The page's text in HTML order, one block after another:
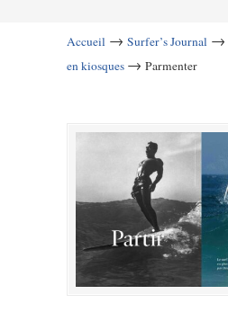
Accueil → Surfer’s Journal →
en kiosques → Parmenter